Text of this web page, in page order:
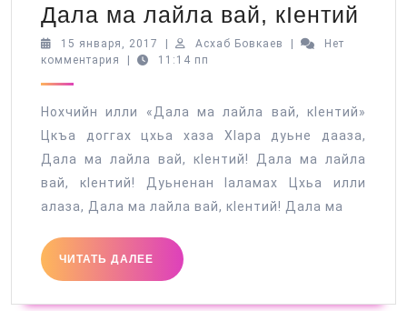
Дала ма лайла вай, кIентий
15 января, 2017 15
января,
| Асхаб Бовкаев Асхаб
|
Нет
комментария
| 11:14 пп
Нохчийн илли «Дала ма лайла вай, кIентий»
Цкъа доггах цхьа хаза ХIара дуьне дааза,
Дала ма лайла вай, кIентий! Дала ма лайла
вай, кIентий! Дуьненан Iаламах Цхьа илли
алаза, Дала ма лайла вай, кIентий! Дала ма
ЧИТАТЬ ДАЛЕЕ
ЧИТАТЬ
ДАЛЕЕ